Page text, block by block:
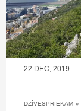
22.DEC, 2019
DZĪVESPRIEKAM »